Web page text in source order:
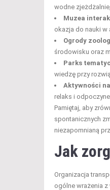
wodne
Muzea
okazja do nauki w
Ogrody
środowisku oraz
Parks
wiedzę przy
Aktywności
relaks i
Pamiętaj, aby
spontanicznych
niezapomnianą
Jak
Organizacja
ogólne wrażenia